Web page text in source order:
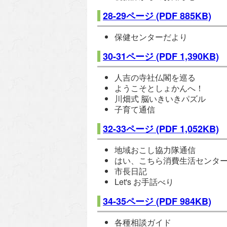
28-29ページ(PDF 885KB)
保健センターだより
30-31ページ(PDF 1,390KB)
人吉の寺社仏閣を巡る
ようこそとしょかんへ！
川畑式 脳いきいきパズル
子育て通信
32-33ページ(PDF 1,052KB)
地域おこし協力隊通信
はい、こちら消費生活センタ
市長日記
Let's お手話べり
34-35ページ(PDF 984KB)
各種相談ガイド